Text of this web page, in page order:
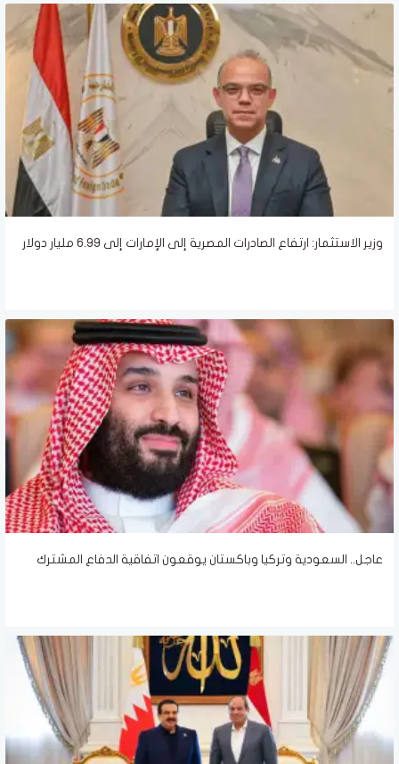
وزير الاستثمار: ارتفاع الصادرات المصرية إلى الإمارات إلى 6.99 مليار دولار
عاجل.. السعودية وتركيا وباكستان يوقعون اتفاقية الدفاع المشترك